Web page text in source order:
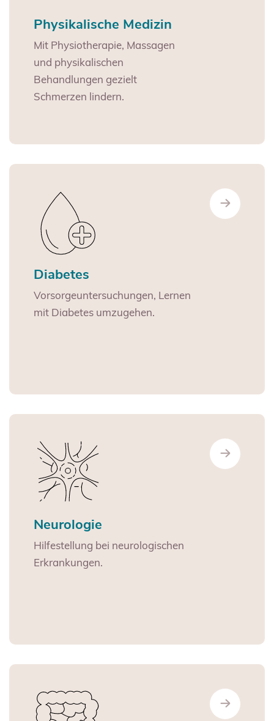
Physikalische Medizin
Mit Physiotherapie, Massagen
und physikalischen
Behandlungen gezielt
Schmerzen lindern.
Diabetes
Vorsorgeuntersuchungen, Lernen
mit Diabetes umzugehen.
Neurologie
Hilfestellung bei neurologischen
Erkrankungen.